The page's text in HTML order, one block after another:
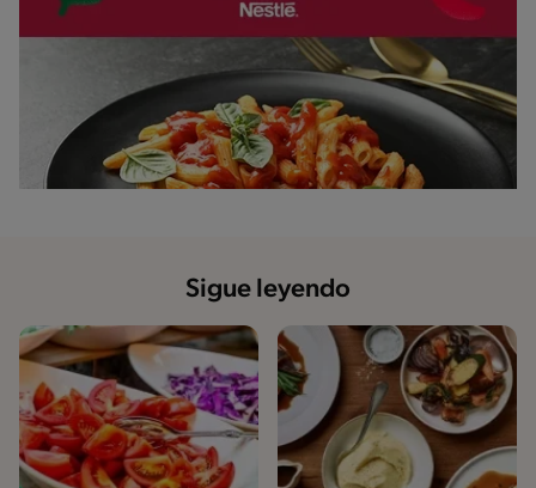
Sigue leyendo